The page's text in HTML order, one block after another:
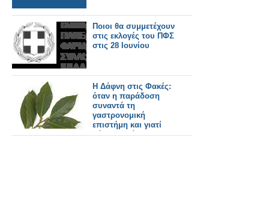
Ποιοι θα συμμετέχουν
στις εκλογές του ΠΦΣ
στις 28 Ιουνίου
Η Δάφνη στις Φακές:
όταν η παράδοση
συναντά τη
γαστρονομική
επιστήμη και γιατί
βάζουμε φύλλα